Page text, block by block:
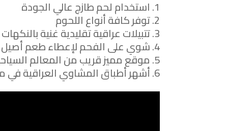
استخدام لحم طازج عالي الجودة
توفر كافة أنواع اللحوم
تتبيلات عراقية تقليدية غنية بالنكهات
شوي على الفحم لإعطاء طعم أصيل
موقع مميز قريب من المعالم
أشهر أطباق المشاوي العراقية